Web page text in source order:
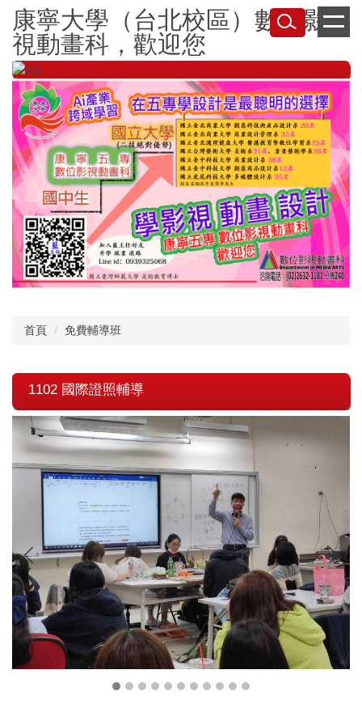
跳
到
主
要
內
容
康寧大學（台北校區）數位影
視動畫科，歡迎您
首頁 免費輔導班
1102 國際證照輔導